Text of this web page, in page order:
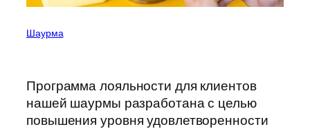
Шаурма
Программа лояльности для клиентов
нашей шаурмы разработана с целью
повышения уровня удовлетворенности